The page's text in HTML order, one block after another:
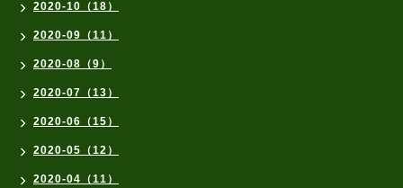
2020-10（18）
2020-09（11）
2020-08（9）
2020-07（13）
2020-06（15）
2020-05（12）
2020-04（11）